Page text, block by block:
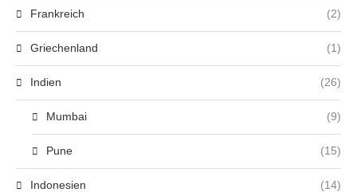
Frankreich (2)
Griechenland (1)
Indien (26)
Mumbai (9)
Pune (15)
Indonesien (14)